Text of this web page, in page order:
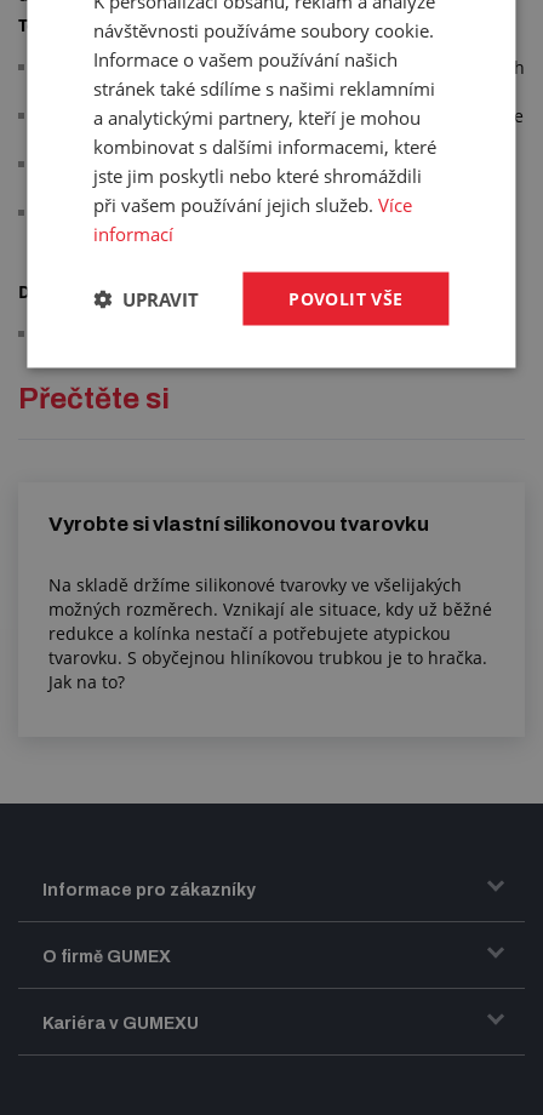
Technické informace:
je ohebný a usnadní tak montáž zvláště v méně přístupných
místech
použitím tohoto šroubováku zamezíte zraněním, která může
způsobit použití standardního šroubováku
včetně otočného oříšku, který umožňuje použití pro dva
rozměry šroubů spon s hlavou 6 mm a 7 mm
materiál: dřík šroubováku z pérové oceli, zalisované konce
dříku niklované, rukojeť ergonomický plast
Další informace:
na šroubovák nelze nasunout jiné oříšky, například „gola“
Přečtěte si
Vyrobte si vlastní silikonovou tvarovku
Na skladě držíme silikonové tvarovky ve všelijakých
možných rozměrech. Vznikají ale situace, kdy už běžné
redukce a kolínka nestačí a potřebujete atypickou
tvarovku. S obyčejnou hliníkovou trubkou je to hračka.
Jak na to?
Informace pro zákazníky
Doprava a zasílání zboží
Obchodní podmínky
O firmě GUMEX
Představení firmy GUMEX
Kariéra v GUMEXU
návštěvnosti používáme soubory cookie.
Informace o vašem používání našich
stránek také sdílíme s našimi reklamními
a analytickými partnery, kteří je mohou
kombinovat s dalšími informacemi, které
jste jim poskytli nebo které shromáždili
při vašem používání jejich služeb.Více
informací
POVOLIT VŠE
UPRAVIT